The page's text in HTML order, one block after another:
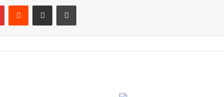
PinterestReddit Compartir por correo electrónicoImprimir